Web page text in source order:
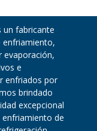
un fabricante
enfriamiento,
evaporación,
e
enfriados por
brindado
excepcional
enfriamiento de